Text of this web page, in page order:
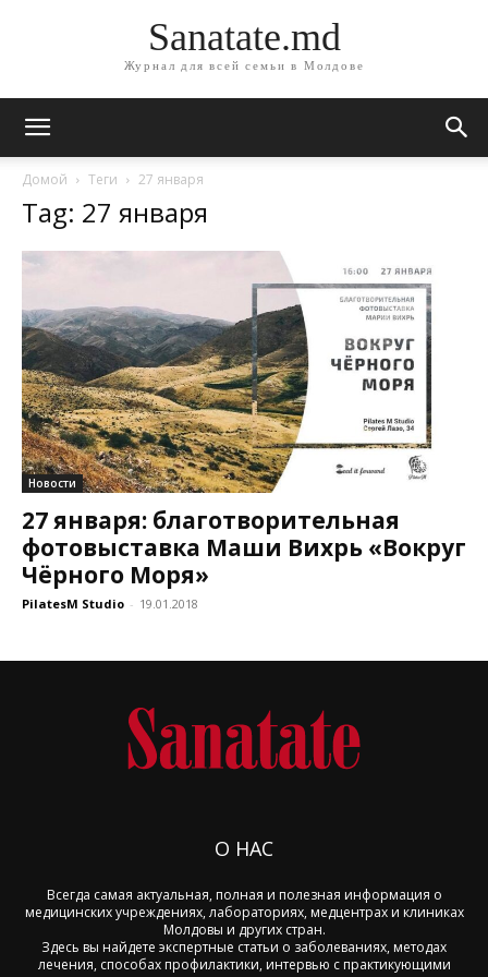
Sanatate.md
Журнал для всей семьи в Молдове
Домой Теги 27 января
Tag: 27 января
Новости
27 января: благотворительная
фотовыставка Маши Вихрь «Вокруг
Чёрного Моря»
PilatesM Studio - 19.01.2018
О НАС
Всегда самая актуальная, полная и полезная информация о
медицинских учреждениях, лабораториях, медцентрах и клиниках
Молдовы и других стран.
Здесь вы найдете экспертные статьи о заболеваниях, методах
лечения, способах профилактики, интервью с практикующими